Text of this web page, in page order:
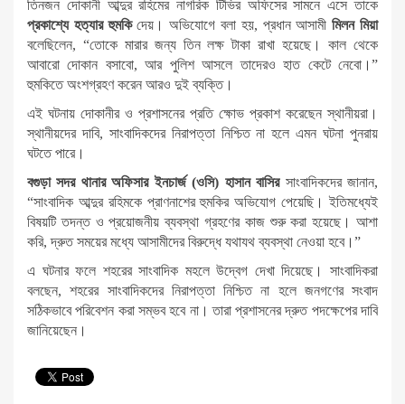
তিনজন দোকানী আব্দুর রহিমের নাগরিক টিভির অফিসের সামনে এসে তাকে
প্রকাশ্যে হত্যার হুমকিদেয়। অভিযোগে বলা হয়, প্রধান আসামীমিলন মিয়া
বলেছিলেন, “তোকে মারার জন্য তিন লক্ষ টাকা রাখা হয়েছে। কাল থেকে
আবারো দোকান বসাবো, আর পুলিশ আসলে তাদেরও হাত কেটে নেবো।”
হুমকিতে অংশগ্রহণ করেন আরও দুই ব্যক্তি।
এই ঘটনায় দোকানীর ও প্রশাসনের প্রতি ক্ষোভ প্রকাশ করেছেন স্থানীয়রা।
স্থানীয়দের দাবি, সাংবাদিকদের নিরাপত্তা নিশ্চিত না হলে এমন ঘটনা পুনরায়
ঘটতে পারে।
বগুড়া সদর থানার অফিসার ইনচার্জ (ওসি) হাসান বাসিরসাংবাদিকদের জানান,
“সাংবাদিক আব্দুর রহিমকে প্রাণনাশের হুমকির অভিযোগ পেয়েছি। ইতিমধ্যেই
বিষয়টি তদন্ত ও প্রয়োজনীয় ব্যবস্থা গ্রহণের কাজ শুরু করা হয়েছে। আশা
করি, দ্রুত সময়ের মধ্যে আসামীদের বিরুদ্ধে যথাযথ ব্যবস্থা নেওয়া হবে।”
এ ঘটনার ফলে শহরের সাংবাদিক মহলে উদ্বেগ দেখা দিয়েছে। সাংবাদিকরা
বলছেন, শহরের সাংবাদিকদের নিরাপত্তা নিশ্চিত না হলে জনগণের সংবাদ
সঠিকভাবে পরিবেশন করা সম্ভব হবে না। তারা প্রশাসনের দ্রুত পদক্ষেপের দাবি
জানিয়েছেন।